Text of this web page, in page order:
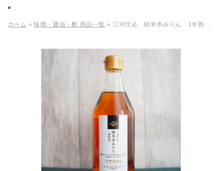
ホーム »味噌・醤油・酢 商品一覧 » 三河仕込 純米本みりん 1年熟成 400ml